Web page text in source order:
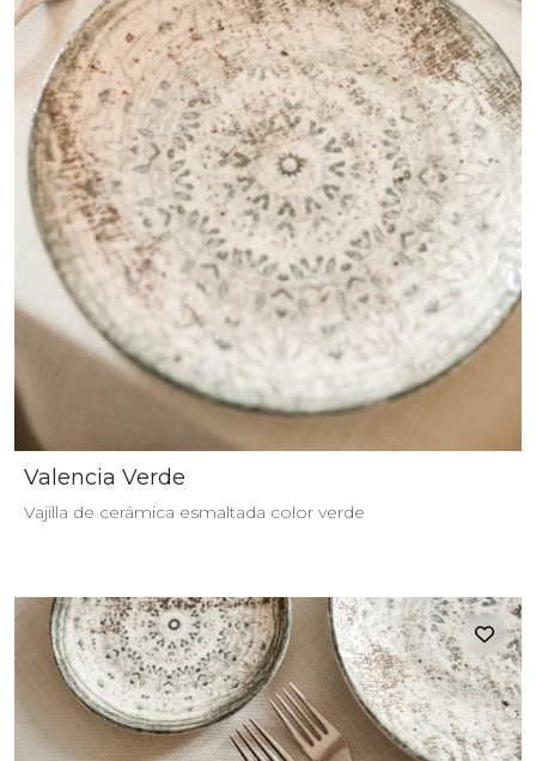
Valencia Verde
Vajilla de cerámica esmaltada color verde